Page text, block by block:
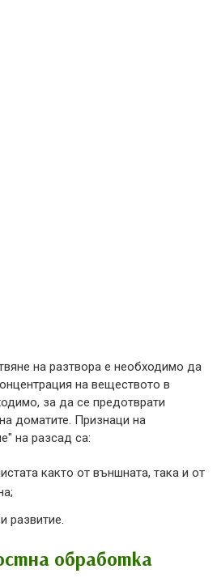
на разтвора е необходимо да
на веществото в
за да се предотврати
доматите. Признаци на
на разсад са:
както от външната, така и от
развитие.
обработка